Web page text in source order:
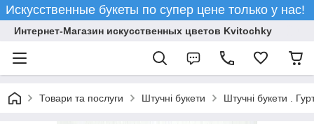
Искусственные букеты по супер цене только у нас!
Интернет-Магазин искусственных цветов Kvitochky
Товари та послуги Штучні букети Штучні букети .